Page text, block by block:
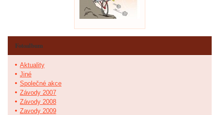
Fotoalbum
Aktuality
Jiné
Společné akce
Závody 2007
Závody 2008
Zavody 2009